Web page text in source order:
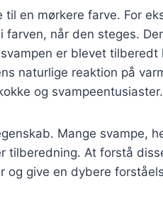
en mørkere farve. For
når den steges.
er blevet tilberedt
naturlige reaktion på
og svampeentusiaster.
Mange svampe,
tilberedning. At forstå
og give en dybere